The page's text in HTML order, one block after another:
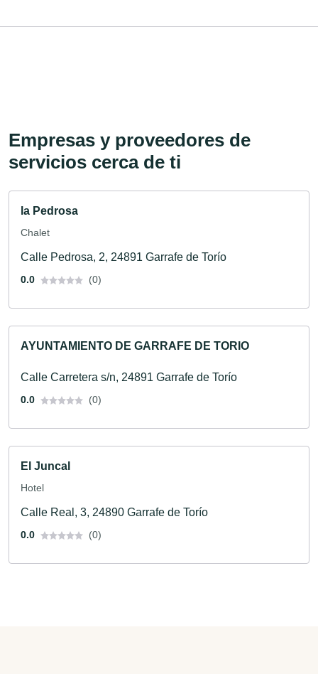
Empresas y proveedores de
servicios cerca de ti
la Pedrosa
Chalet
Calle Pedrosa, 2, 24891 Garrafe de Torío
0.0 (0)
AYUNTAMIENTO DE GARRAFE DE TORIO
Calle Carretera s/n, 24891 Garrafe de Torío
0.0 (0)
El Juncal
Hotel
Calle Real, 3, 24890 Garrafe de Torío
0.0 (0)